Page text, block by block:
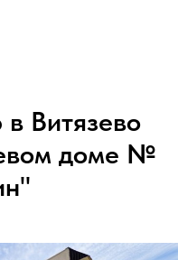
Витязево
доме №